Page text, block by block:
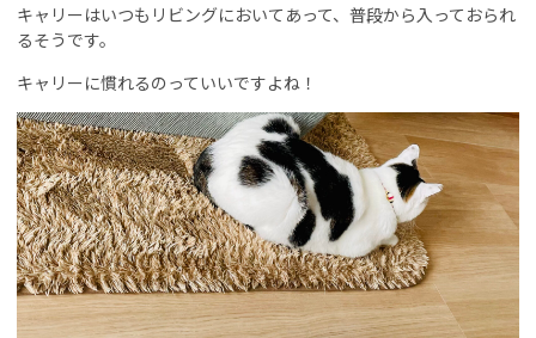
キャリーはいつもリビングにおいてあって、普段から入っておられ
るそうです。
キャリーに慣れるのっていいですよね！